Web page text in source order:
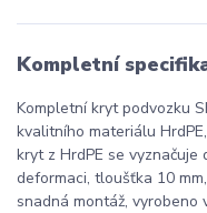
Kompletní
Kompletní kryt podvozku
kvalitního materiálu
kryt z HrdPE se
deformaci, tloušťka 10
snadná montáž, vyrobeno